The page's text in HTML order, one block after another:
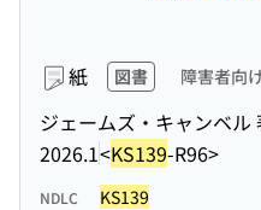
紙 図書 障害者向
ジェームズ・キャンベル
2026.1<KS139-R96>
NDLC KS139